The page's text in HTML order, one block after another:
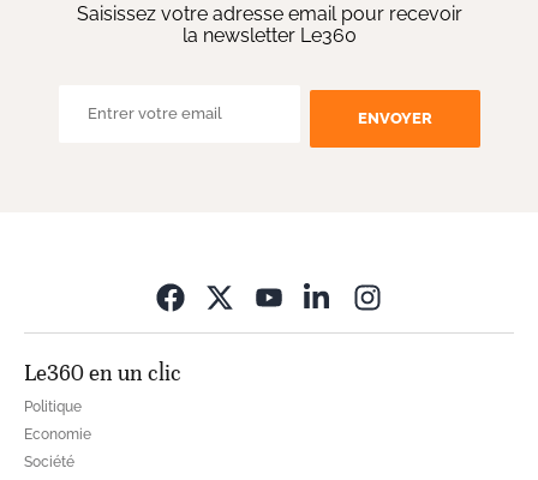
Saisissez votre adresse email pour recevoir
la newsletter Le360
ENVOYER
Le360 en un clic
Politique
Economie
Société